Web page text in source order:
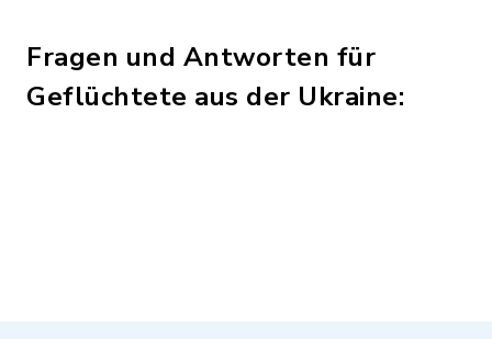
Fragen und Antworten für
Geflüchtete aus der Ukraine: